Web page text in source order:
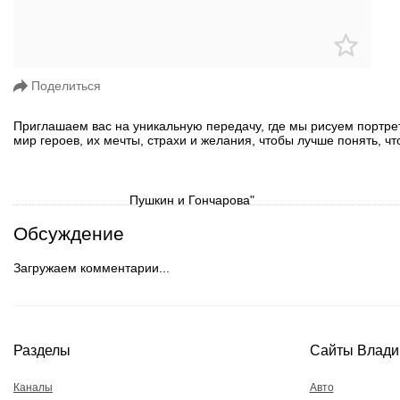
Поделиться
Приглашаем вас на уникальную передачу, где мы рисуем
мир героев, их мечты, страхи и желания, чтобы лучше понять,
Обсуждение
Загружаем комментарии...
Разделы
Каналы
Сайты
Авто